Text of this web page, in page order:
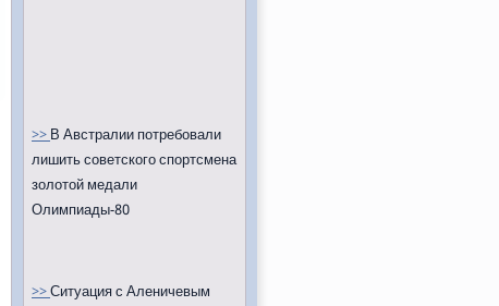
>>В Австралии потребовали
лишить советского спортсмена
золотой медали
Олимпиады-80
>>Ситуация с Аленичевым